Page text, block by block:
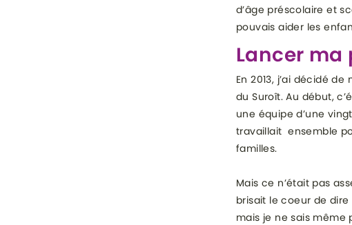
d’âge préscolaire et
pouvais aider les
Lancer
En 2013, j’ai décidé
du Suroît. Au début,
une équipe d’une
travaillait ensemble
familles.
Mais ce n’était pas
brisait le coeur de
mais je ne sais même